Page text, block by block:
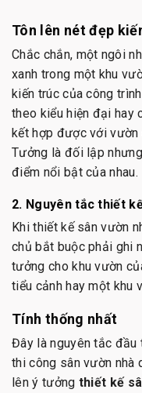
Tôn lên nét đẹp
Chắc chắn, một ngôi
xanh trong một khu
kiến trúc của công
theo kiểu hiện đại hay
kết hợp được với vườn
Tưởng là đối lập
điểm nổi bật của nhau.
2. Nguyên tắc thiết
Khi thiết kế sân vườn
chủ bắt buộc phải ghi
tưởng cho khu vườn
tiểu cảnh hay một khu
Tính thống nhất
Đây là nguyên tắc đầu
thi công sân vườn nhà
lên ý tưởng thiết kế